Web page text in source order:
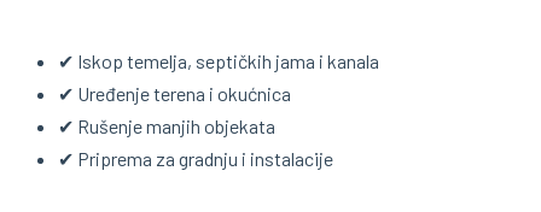
✔ Iskop temelja, septičkih jama i kanala
✔ Uređenje terena i okućnica
✔ Rušenje manjih objekata
✔ Priprema za gradnju i instalacije